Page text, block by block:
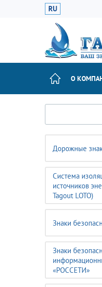
RU
О
Дорожные
Система
источников
Tagout LOTO)
Знаки
Знаки
«РОССЕТИ»